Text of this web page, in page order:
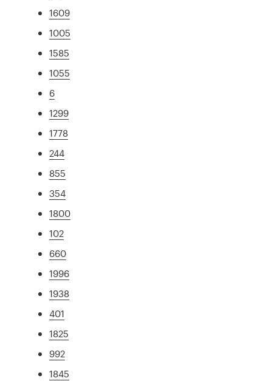
1609
1005
1585
1055
6
1299
1778
244
855
354
1800
102
660
1996
1938
401
1825
992
1845